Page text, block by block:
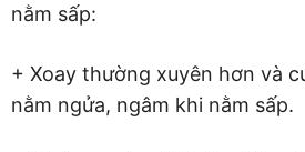
nằm sấp:
+ Xoay thường xuyên hơn và
nằm ngửa, ngâm khi nằm sấp.